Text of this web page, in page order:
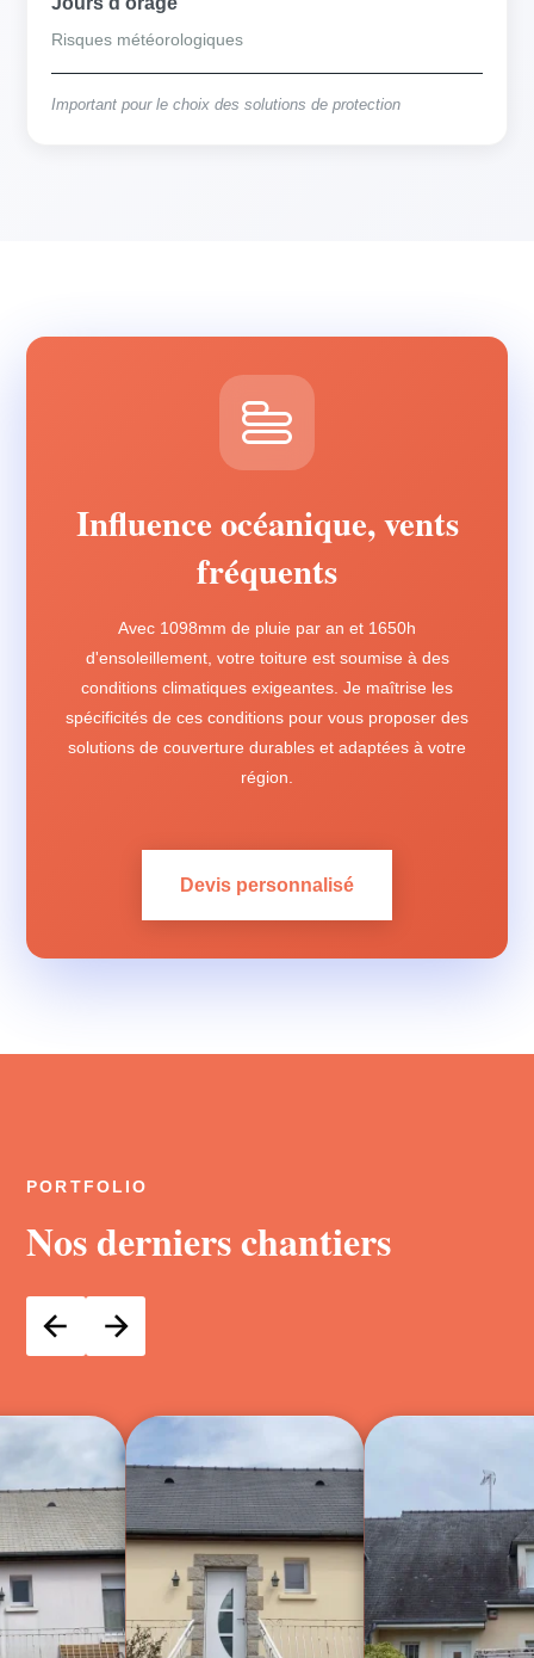
Risques météorologiques
Important pour le choix des solutions de protection
Influence océanique, vents
fréquents
Avec 1098mm de pluie par an et 1650h
d'ensoleillement, votre toiture est soumise à des
conditions climatiques exigeantes. Je maîtrise les
spécificités de ces conditions pour vous proposer des
solutions de couverture durables et adaptées à votre
région.
Devis personnalisé
PORTFOLIO
Nos derniers chantiers